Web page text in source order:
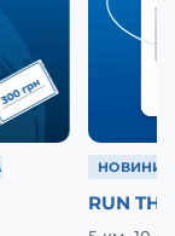
НОВИНИ
RUN